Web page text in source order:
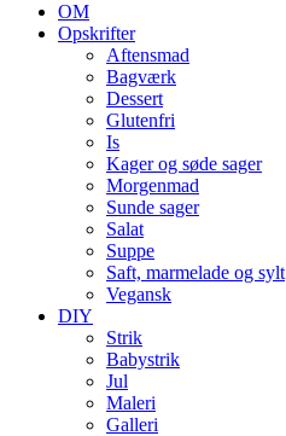
OM
Opskrifter
Aftensmad
Bagværk
Dessert
Glutenfri
Is
Kager og søde sager
Morgenmad
Sunde sager
Salat
Suppe
Saft, marmelade og sylt
Vegansk
DIY
Strik
Babystrik
Jul
Maleri
Galleri